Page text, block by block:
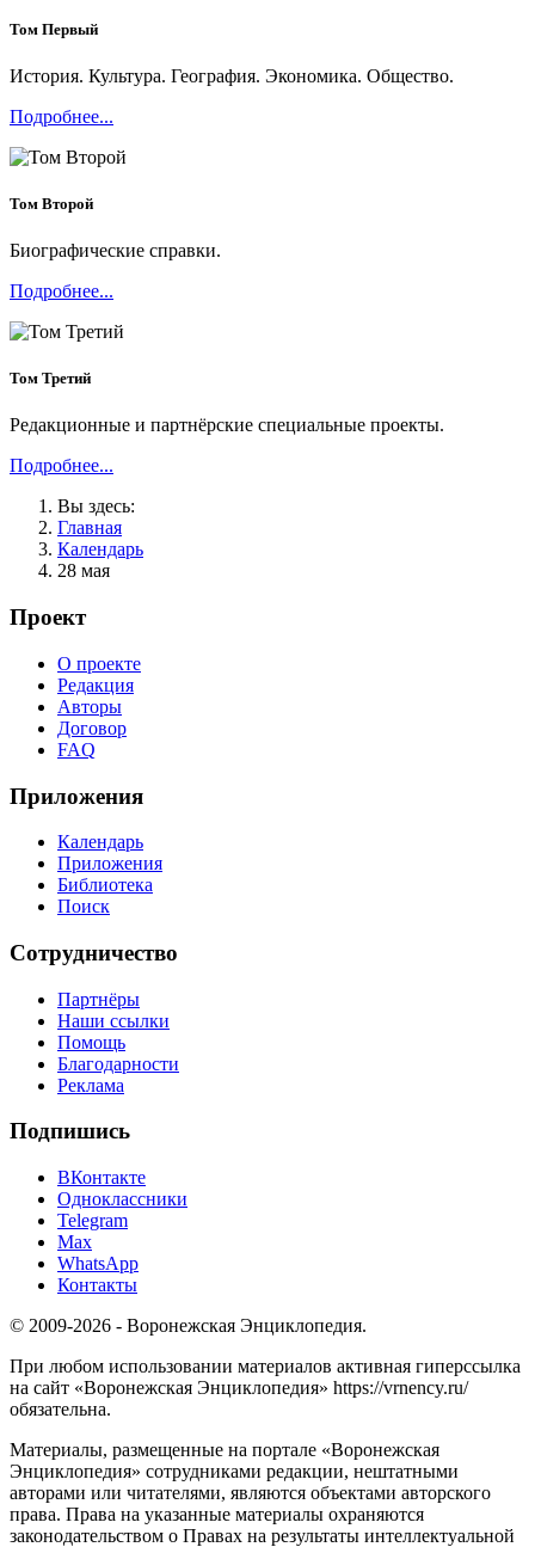
Том Первый
История. Культура. География. Экономика. Общество.
Подробнее...
Том Второй
Биографические справки.
Подробнее...
Том Третий
Редакционные и партнёрские специальные проекты.
Подробнее...
Вы здесь:
Главная
Календарь
28 мая
Проект
О проекте
Редакция
Авторы
Договор
FAQ
Приложения
Календарь
Приложения
Библиотека
Поиск
Сотрудничество
Партнёры
Наши ссылки
Помощь
Благодарности
Реклама
Подпишись
ВКонтакте
Одноклассники
Telegram
Max
WhatsApp
Контакты
© 2009-2026 - Воронежская Энциклопедия.
При любом использовании материалов активная гиперссылка
на сайт «Воронежская Энциклопедия» https://vrnency.ru/
обязательна.
Материалы, размещенные на портале «Воронежская
Энциклопедия» сотрудниками редакции, нештатными
авторами или читателями, являются объектами авторского
права. Права на указанные материалы охраняются
законодательством о Правах на результаты интеллектуальной